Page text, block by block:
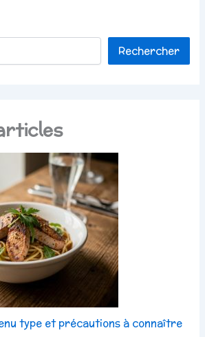
Rechercher
type et précautions à connaître